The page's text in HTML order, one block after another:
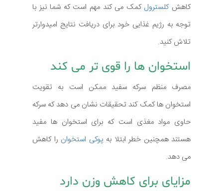
کاهشکلسترول کمک می کند مهم است که شما نیز با
توجه به رژیم غذایی خود برای دریافت نتایج امیدوارتر
تلاش کنید.
استخوان ها را قوی تر می کند
مصرف منظم سرکه سفید ممکن است به تقویت
استخوان ها کمک کند تحقیقات نشان می دهد که سرکه
حاوی مواد مغذی است که برای استخوان ها مفید
هستند همچنین خطر ابتلا به پوکی استخوان را کاهش
می دهد.
مزایای برای کاهش وزن دارد